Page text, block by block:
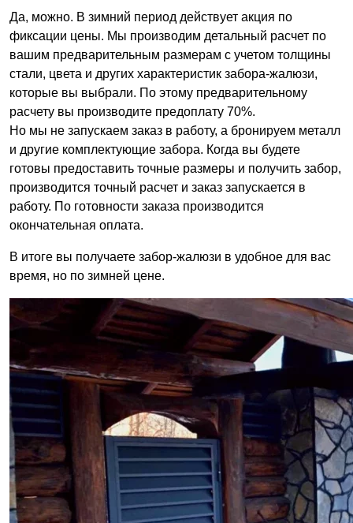
Да, можно. В зимний период действует акция по
фиксации цены. Мы производим детальный расчет по
вашим предварительным размерам с учетом толщины
стали, цвета и других характеристик забора-жалюзи,
которые вы выбрали. По этому предварительному
расчету вы производите предоплату 70%.
Но мы не запускаем заказ в работу, а бронируем металл
и другие комплектующие забора. Когда вы будете
готовы предоставить точные размеры и получить забор,
производится точный расчет и заказ запускается в
работу. По готовности заказа производится
окончательная оплата.
В итоге вы получаете забор-жалюзи в удобное для вас
время, но по зимней цене.